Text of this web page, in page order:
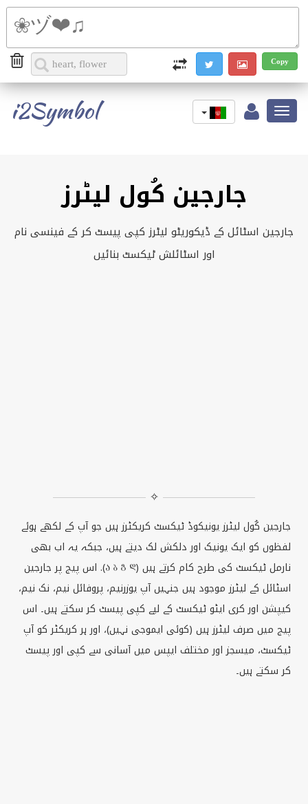
Toggle
navigation
i2Symbol
جارجین کُول لیٹرز
جارجین اسٹائل کے ڈیکوریٹو لیٹرز کپی پیسٹ کر کے فینسی نام
اور اسٹائلش ٹیکسٹ بنائیں
✧
جارجین کُول لیٹرز یونیکوڈ ٹیکسٹ کریکٹرز ہیں جو آپ کے لکھے ہوئے
لفظوں کو ایک یونیک اور دلکش لک دیتے ہیں، جبکہ یہ اب بھی
نارمل ٹیکسٹ کی طرح کام کرتے ہیں (Ⴀ Ⴁ Ⴂ Ⴃ). اس پیج پر جارجین
اسٹائل کے لیٹرز موجود ہیں جنہیں آپ یوزرنیم، پروفائل نیم، نک نیم،
کیپشن اور کری ایٹو ٹیکسٹ کے لیے کپی پیسٹ کر سکتے ہیں۔ اس
پیج میں صرف لیٹرز ہیں (کوئی ایموجی نہیں)، اور ہر کریکٹر کو آپ
ٹیکسٹ، میسجز اور مختلف ایپس میں آسانی سے کپی اور پیسٹ
کر سکتے ہیں۔